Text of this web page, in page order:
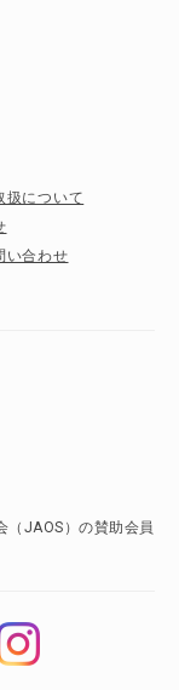
扱について
い合わせ
（JAOS）の賛助会員